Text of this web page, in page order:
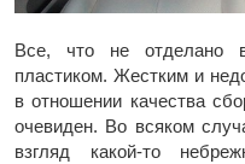
Все, что не отделано
пластиком. Жестким и
в отношении качества
очевиден. Во всяком
взгляд какой-то